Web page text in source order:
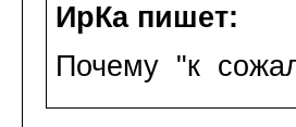
ИрКа пишет:
Почему "к